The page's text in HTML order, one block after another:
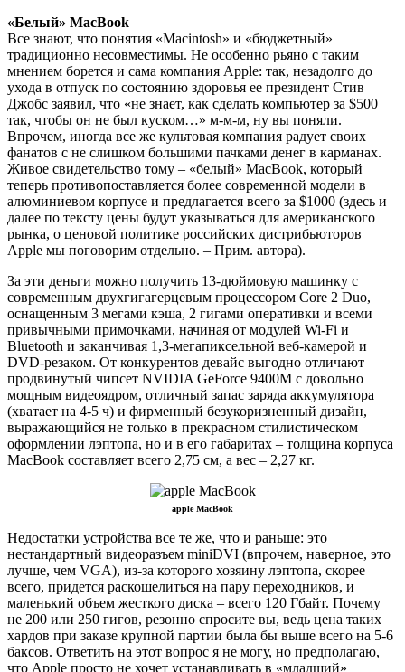
«Белый» MacBook
Все знают, что понятия «Macintosh» и «бюджетный»
традиционно несовместимы. Не особенно рьяно с таким
мнением борется и сама компания Apple: так, незадолго до
ухода в отпуск по состоянию здоровья ее президент Стив
Джобс заявил, что «не знает, как сделать компьютер за $500
так, чтобы он не был куском…» м-м-м, ну вы поняли.
Впрочем, иногда все же культовая компания радует своих
фанатов с не слишком большими пачками денег в карманах.
Живое свидетельство тому – «белый» MacBook, который
теперь противопоставляется более современной модели в
алюминиевом корпусе и предлагается всего за $1000 (здесь и
далее по тексту цены будут указываться для американского
рынка, о ценовой политике российских дистрибьюторов
Apple мы поговорим отдельно. – Прим. автора).
За эти деньги можно получить 13-дюймовую машинку с
современным двухгигагерцевым процессором Core 2 Duo,
оснащенным 3 мегами кэша, 2 гигами оперативки и всеми
привычными примочками, начиная от модулей Wi-Fi и
Bluetooth и заканчивая 1,3-мегапиксельной веб-камерой и
DVD-резаком. От конкурентов девайс выгодно отличают
продвинутый чипсет NVIDIA GeForce 9400M с довольно
мощным видеоядром, отличный запас заряда аккумулятора
(хватает на 4-5 ч) и фирменный безукоризненный дизайн,
выражающийся не только в прекрасном стилистическом
оформлении лэптопа, но и в его габаритах – толщина корпуса
MacBook составляет всего 2,75 см, а вес – 2,27 кг.
apple MacBook
Недостатки устройства все те же, что и раньше: это
нестандартный видеоразъем miniDVI (впрочем, наверное, это
лучше, чем VGA), из-за которого хозяину лэптопа, скорее
всего, придется раскошелиться на пару переходников, и
маленький объем жесткого диска – всего 120 Гбайт. Почему
не 200 или 250 гигов, резонно спросите вы, ведь цена таких
хардов при заказе крупной партии была бы выше всего на 5-6
баксов. Ответить на этот вопрос я не могу, но предполагаю,
что Apple просто не хочет устанавливать в «младший»